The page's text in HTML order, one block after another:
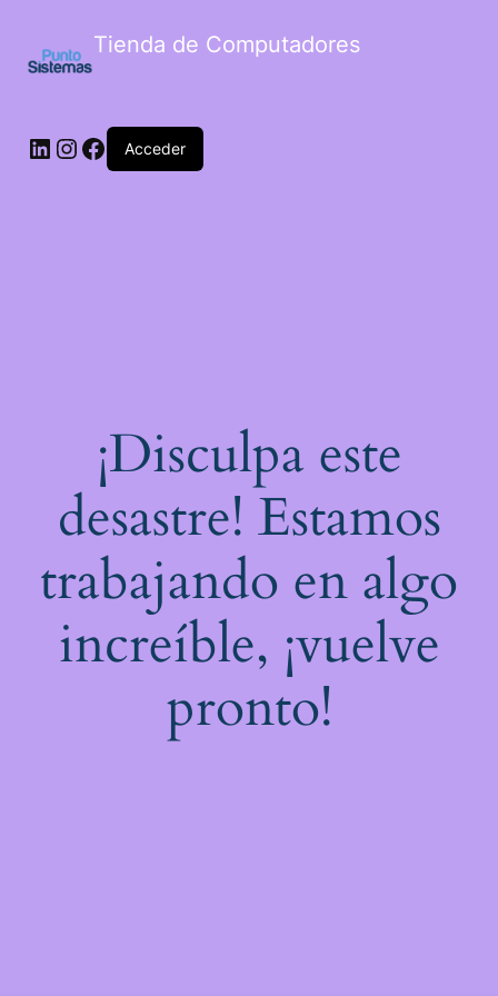
Tienda de Computadores
Acceder
¡Disculpa este
desastre! Estamos
trabajando en algo
increíble, ¡vuelve
pronto!